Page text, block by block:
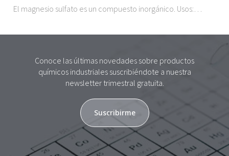
El magnesio sulfato es un compuesto inorgánico. Usos:…
Conoce las últimas novedades sobre productos
químicos industriales suscribiéndote a nuestra
newsletter trimestral gratuita.
Suscribirme